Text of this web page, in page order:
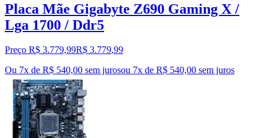
Placa Mãe Gigabyte Z690 Gaming X /
Lga 1700 / Ddr5
Preço R$ 3.779,99R$ 3.779,99
Ou 7x de R$ 540,00 sem jurosou 7x de R$ 540,00 sem juros